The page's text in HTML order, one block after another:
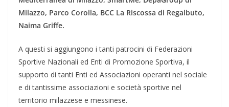
Milazzo, Parco Corolla, BCC La Riscossa di Regalbuto,
Naima Griffe.
A questi si aggiungono i tanti patrocini di Federazioni
Sportive Nazionali ed Enti di Promozione Sportiva, il
supporto di tanti Enti ed Associazioni operanti nel sociale
e di tantissime associazioni e società sportive nel
territorio milazzese e messinese.